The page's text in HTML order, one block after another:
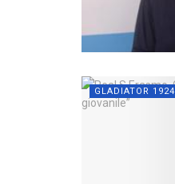
GLADIATOR 1924